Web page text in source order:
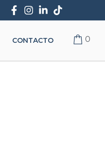
CONTACTO 0